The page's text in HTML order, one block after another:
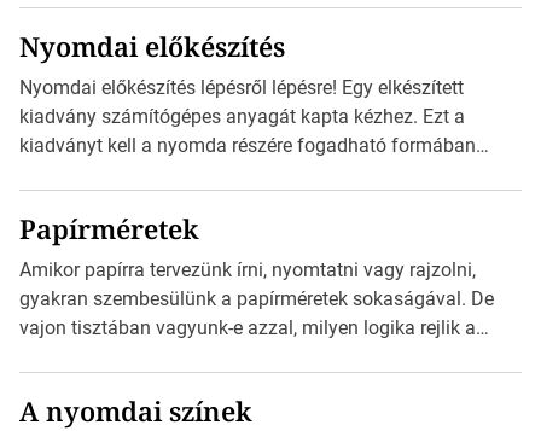
okostelefonjára telepíthet egy QR-kód-leolvasó
alkalmazást, ami leolvasni és dekódolni képes az URL-
információt és átirányítja a telefon böngészőjét a cég
weblapjára. A QR-kód beolvasása után a felhasználó
Nyomdai előkészítés
Nyomdai előkészítés lépésről lépésre! Egy elkészített
kiadvány számítógépes anyagát kapta kézhez. Ezt a
kiadványt kell a nyomda részére fogadható formában
Illustratorban készült vektorgrafika. *Hirdetés Minden
esetben konzultáljunk a nyomdával, mielőtt elkezdjük a
nyomdai előkészítést!Nehogy az elkészült munka után
derüljön ki, hogy valamit másképp kellett volna csinálni! […]
Papírméretek
Amikor papírra tervezünk írni, nyomtatni vagy rajzolni,
gyakran szembesülünk a papírméretek sokaságával. De
vajon tisztában vagyunk-e azzal, milyen logika rejlik a
*Hirdetés Ebben a cikkben a papírméretek izgalmas
A nyomdai színek